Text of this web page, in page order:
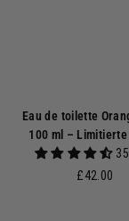
Eau de toilette
100 ml – Limitierte
£42.00